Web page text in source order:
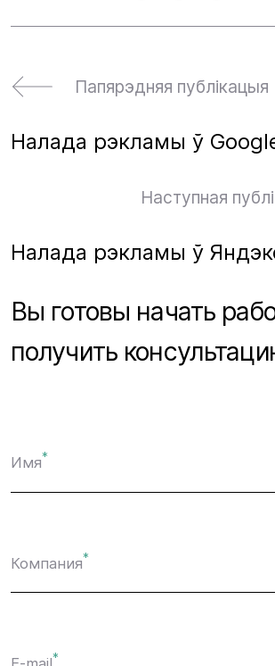
Папярэдняя публікацыя
Налада рэкламы ў
Наступная
Налада рэкламы ў
Вы готовы начать
получить
Имя*
Компания*
*